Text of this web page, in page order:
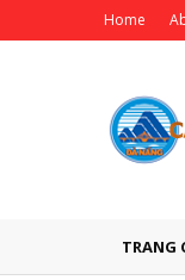
Home
TRANG